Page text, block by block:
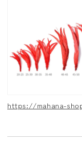
https://mahana-